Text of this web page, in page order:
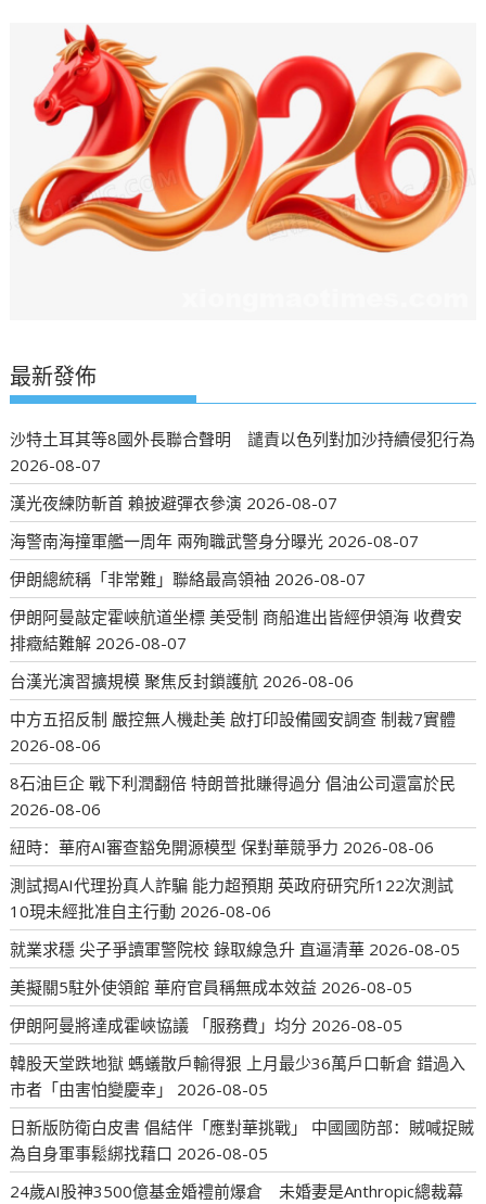
最新發佈
沙特土耳其等8國外長聯合聲明 譴責以色列對加沙持續侵犯行為
2026-08-07
漢光夜練防斬首 賴披避彈衣參演 2026-08-07
海警南海撞軍艦一周年 兩殉職武警身分曝光 2026-08-07
伊朗總統稱「非常難」聯絡最高領袖 2026-08-07
伊朗阿曼敲定霍峽航道坐標 美受制 商船進出皆經伊領海 收費安
排癥結難解 2026-08-07
台漢光演習擴規模 聚焦反封鎖護航 2026-08-06
中方五招反制 嚴控無人機赴美 啟打印設備國安調查 制裁7實體
2026-08-06
8石油巨企 戰下利潤翻倍 特朗普批賺得過分 倡油公司還富於民
2026-08-06
紐時：華府AI審查豁免開源模型 保對華競爭力 2026-08-06
測試揭AI代理扮真人詐騙 能力超預期 英政府研究所122次測試
10現未經批准自主行動 2026-08-06
就業求穩 尖子爭讀軍警院校 錄取線急升 直逼清華 2026-08-05
美擬關5駐外使領館 華府官員稱無成本效益 2026-08-05
伊朗阿曼將達成霍峽協議 「服務費」均分 2026-08-05
韓股天堂跌地獄 螞蟻散戶輸得狠 上月最少36萬戶口斬倉 錯過入
市者「由害怕變慶幸」
2026-08-05
日新版防衛白皮書 倡結伴「應對華挑戰」 中國國防部：賊喊捉賊
為自身軍事鬆綁找藉口 2026-08-05
24歲AI股神3500億基金婚禮前爆倉 未婚妻是Anthropic總裁幕